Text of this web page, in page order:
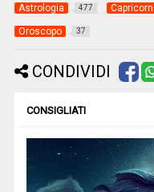
Astrologia 477
Oroscopo 37
CONDIVIDI
CONSIGLIATI